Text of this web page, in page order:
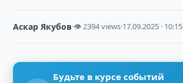
Аскар Якубов·👁 2394 views·17.09.2025 · 10:15
Будьте в курсе событий